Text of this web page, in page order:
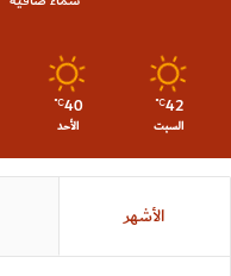
42
℃
السبت
40
℃
الأحد
الأشهر